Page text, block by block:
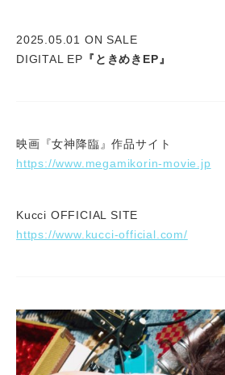
2025.05.01 ON SALE
DIGITAL EP 『ときめきEP』
映画『女神降臨』作品サイト
https://www.megamikorin-movie.jp
Kucci OFFICIAL SITE
https://www.kucci-official.com/